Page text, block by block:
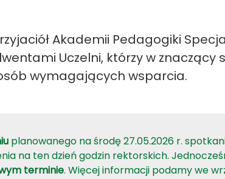
Akademii Pedagogiki
Uczelni, którzy w znaczący
wymagających wsparcia.
planowanego na środę 27.05.2026 r.
na ten dzień godzin rektorskich.
terminie. Więcej informacji podamy we